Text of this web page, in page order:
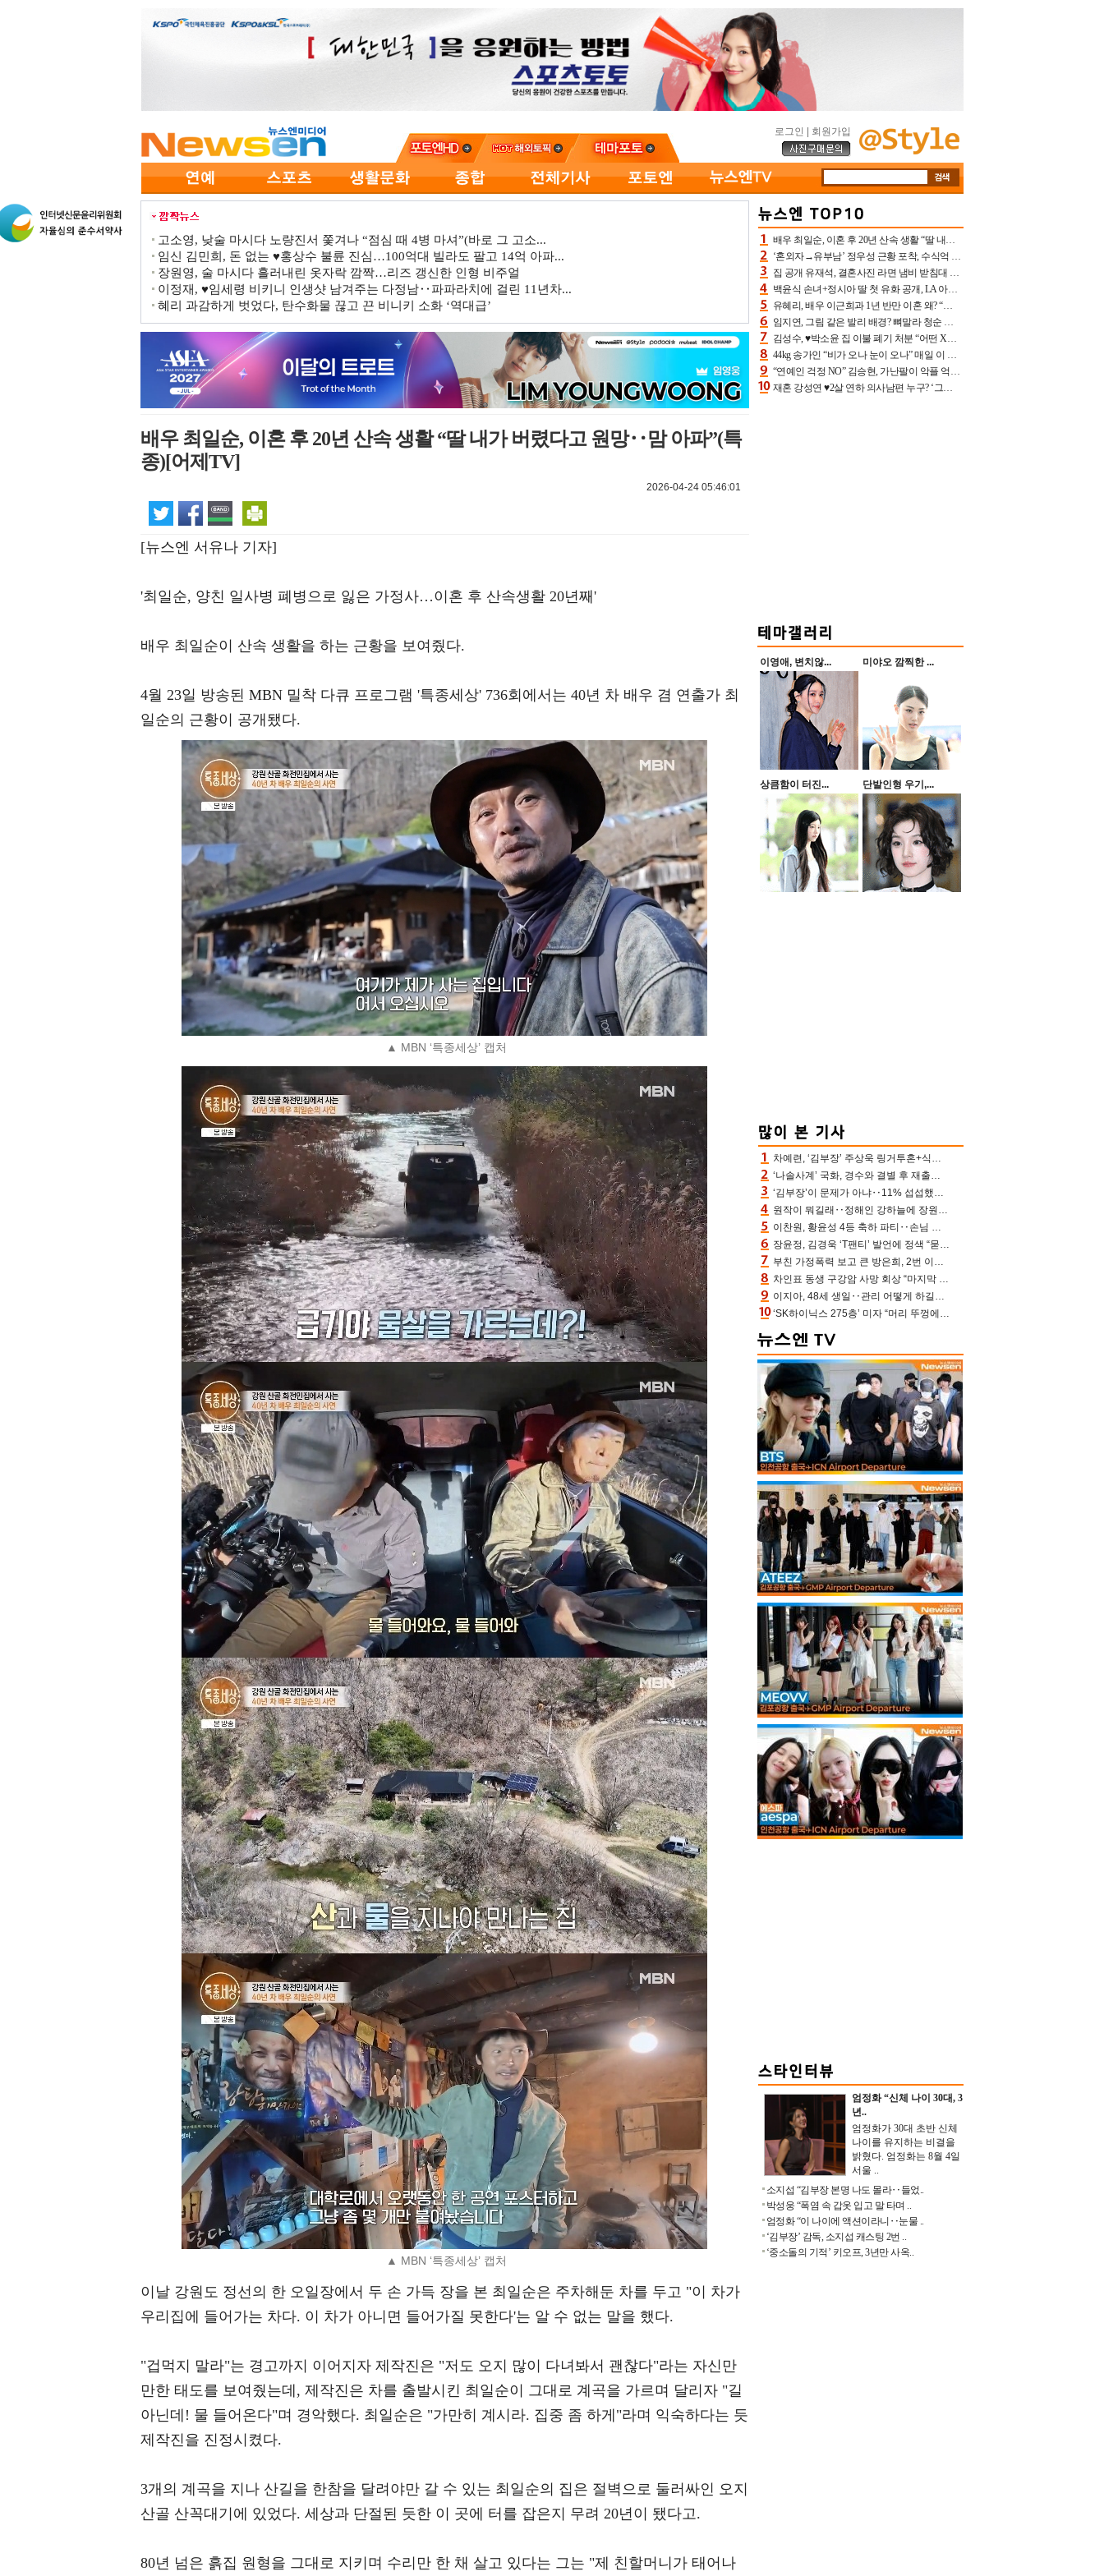
로그인 회원가입
고소영, 낮술 마시다 노량진서 쫓겨나 “점심 때 4병 마셔”(바로 그 고소...
임신 김민희, 돈 없는 ♥홍상수 불륜 진심…100억대 빌라도 팔고 14억 아파...
장원영, 술 마시다 흘러내린 옷자락 깜짝…리즈 갱신한 인형 비주얼
이정재, ♥임세령 비키니 인생샷 남겨주는 다정남‥파파라치에 걸린 11년차...
혜리 과감하게 벗었다, 탄수화물 끊고 끈 비니키 소화 ‘역대급’
배우 최일순, 이혼 후 20년 산속 생활 “딸 내가 버렸다고 원망‥맘 아파”(특
종)[어제TV]
2026-04-24 05:46:01
[뉴스엔 서유나 기자]
'최일순, 양친 일사병 폐병으로 잃은 가정사…이혼 후 산속생활 20년째'
배우 최일순이 산속 생활을 하는 근황을 보여줬다.
4월 23일 방송된 MBN 밀착 다큐 프로그램 '특종세상' 736회에서는 40년 차 배우 겸 연출가 최
일순의 근황이 공개됐다.
▲ MBN ‘특종세상’ 캡처
▲ MBN ‘특종세상’ 캡처
이날 강원도 정선의 한 오일장에서 두 손 가득 장을 본 최일순은 주차해둔 차를 두고 "이 차가
우리집에 들어가는 차다. 이 차가 아니면 들어가질 못한다'는 알 수 없는 말을 했다.
"겁먹지 말라"는 경고까지 이어지자 제작진은 "저도 오지 많이 다녀봐서 괜찮다"라는 자신만
만한 태도를 보여줬는데, 제작진은 차를 출발시킨 최일순이 그대로 계곡을 가르며 달리자 "길
아닌데! 물 들어온다"며 경악했다. 최일순은 "가만히 계시라. 집중 좀 하게"라며 익숙하다는 듯
제작진을 진정시켰다.
3개의 계곡을 지나 산길을 한참을 달려야만 갈 수 있는 최일순의 집은 절벽으로 둘러싸인 오지
산골 산꼭대기에 있었다. 세상과 단절된 듯한 이 곳에 터를 잡은지 무려 20년이 됐다고.
80년 넘은 흙집 원형을 그대로 지키며 수리만 한 채 살고 있다는 그는 "제 친할머니가 태어나
배우 최일순, 이혼 후 20년 산속 생활 “딸 내가 버렸다고 원망‥맘 아파”(특종)[어제TV]
‘혼외자→유부남’ 정우성 근황 포착, 수식억 해킹 피해 후배 만났다 “존경하는”
집 공개 유재석, 결혼사진 라면 냄비 받침대 되고 분노‥가족사진도 피해(놀뭐)[어제TV]
백윤식 손녀+정시아 딸 첫 유화 공개, LA 아트쇼→서울국제조각페스타 작가다운 수준급 실력
유혜리, 배우 이근희과 1년 반만 이혼 왜? “식칼 꽂고 의자 던져” 충격 폭로(특종)[어제TV]
임지연, 그림 같은 발리 배경? 뼈말라 청순 비키니 핏에 상대 안 되네
김성수, ♥박소윤 집 이불 폐기 처분 “어떤 X이랑 썼을지 몰라” 질투(신랑수업2)[어제TV]
44kg 송가인 “비가 오나 눈이 오나” 매일 이 운동, 허벅지 근육량 상승+체지방 감소
“연예인 걱정 NO” 김승현, 가난팔이 악플 억울할만‥아내+딸과 日 여행
재혼 강성연 ♥2살 연하 의사남편 누구? ‘그알’ 자문의에 훈남 비주얼 초엘리트 스펙 [종합]
이영애, 변치않... 미야오 깜찍한 ...
상큼함이 터진... 단발인형 우기,...
차예련, ‘김부장’ 주상욱 링거투혼+식스팩 비화 “옷 벗는데 아저씨는 안 된다고”(차장금)
‘나솔사계’ 국화, 경수와 결별 후 재출연…첫인상 3표 몰표
‘김부장’이 문제가 아냐‥11% 섭섭했던 ‘재벌X형사2’ 돈·빽 총동원해 컴백 [TV보고서]
원작이 뭐길래‥정해인 강하늘에 장원영까지 참여한 이 영화
이찬원, 황윤성 4등 축하 파티‥손님 모으려 블랙핑크 지수와 친한 척(편스토랑)[어제TV]
장윤정, 김경욱 ‘T팬티’ 발언에 정색 “묻지 않았는데, 그것도 성희롱”(장공장)
부친 가정폭력 보고 큰 방은희, 2번 이혼 후 잠수→母 고독사에 자책(특종세상)[어제TV]
차인표 동생 구강암 사망 회상 “마지막 순간 동생 손 잡아준 신애라, 두고두고 고마워” (신애라이프)
이지아, 48세 생일‥관리 어떻게 하길래 놀라운 동안 미모
‘SK하이닉스 275층’ 미자 “머리 뚜껑에서 사, 주식만 안 해도 돈 버는 것”
엄정화 “신체 나이 30대, 3
년..
엄정화가 30대 초반 신체
나이를 유지하는 비결을
밝혔다. 엄정화는 8월 4일
서울 ..
소지섭 “김부장 본명 나도 몰라‥들었..
박성웅 “폭염 속 갑옷 입고 말 타며 ..
엄정화 “이 나이에 액션이라니‥눈물 ..
‘김부장’ 감독, 소지섭 캐스팅 2번 ..
‘중소돌의 기적’ 키오프, 3년만 사옥..